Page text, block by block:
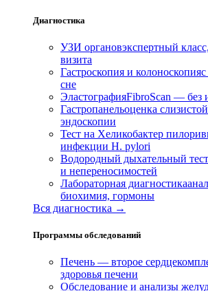
Диагностика
УЗИ органовэкспертный
визита
Гастроскопия и колоноскопия
сне
ЭластографияFibroScan — без
Гастропанельоценка
эндоскопии
Тест на Хеликобактер пилори
инфекции H. pylori
Водородный дыхательный тест
и непереносимостей
Лабораторная диагностика
биохимия, гормоны
Вся диагностика →
Программы обследований
Печень — второе сердце
здоровья печени
Обследование и анализы